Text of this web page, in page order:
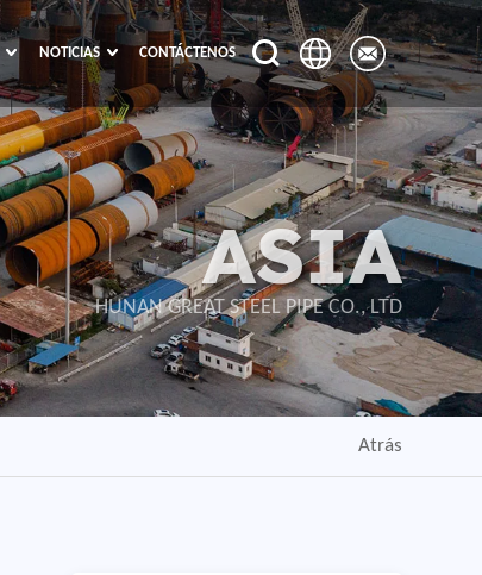
NOTICIAS CONTÁCTENOS
ASIA
HUNAN GREAT STEEL PIPE CO., LTD
Atrás